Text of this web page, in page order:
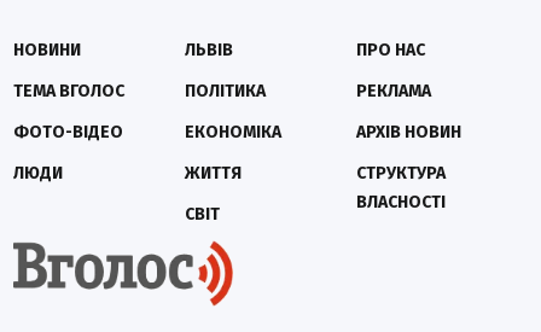
НОВИНИ
ТЕМА ВГОЛОС
ФОТО-ВІДЕО
ЛЮДИ
ЛЬВІВ
ПОЛІТИКА
ЕКОНОМІКА
ЖИТТЯ
СВІТ
ПРО НАС
РЕКЛАМА
АРХІВ НОВИН
СТРУКТУРА
ВЛАСНОСТІ